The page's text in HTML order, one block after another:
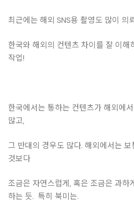
최근에는 해외 SNS용 촬영도 많이 의
한국와 해외의 컨텐츠 차이를 잘 이해
작업!
한국에서는 통하는 컨텐츠가 해외에
많고,
그 반대의 경우도 많다. 해외에서는
것보다
조금은 자연스럽게, 혹은 조금은 과하
하는 듯. 특히 북미는.